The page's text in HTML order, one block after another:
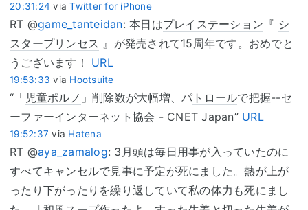
20:31:24 viaTwitter for iPhone
RT @game_tanteidan: 本日はプレイステーション 『 シ
スタープリンセス 』が発売されて15周年です。おめでと
うございます！ URL
19:53:33 via Hootsuite
“「 児童ポルノ 」削除数が大幅増、パ トロールで把握--セ
ーファーインターネット協会 - CNET Japan” URL
19:52:37 via Hatena
RT @aya_zamalog: 3月頭は毎日用事が入っていたのに
すべてキャンセルで見事に予定が死にました。熱が上が
ったり下がったりを繰り返していて私の体力も死にまし